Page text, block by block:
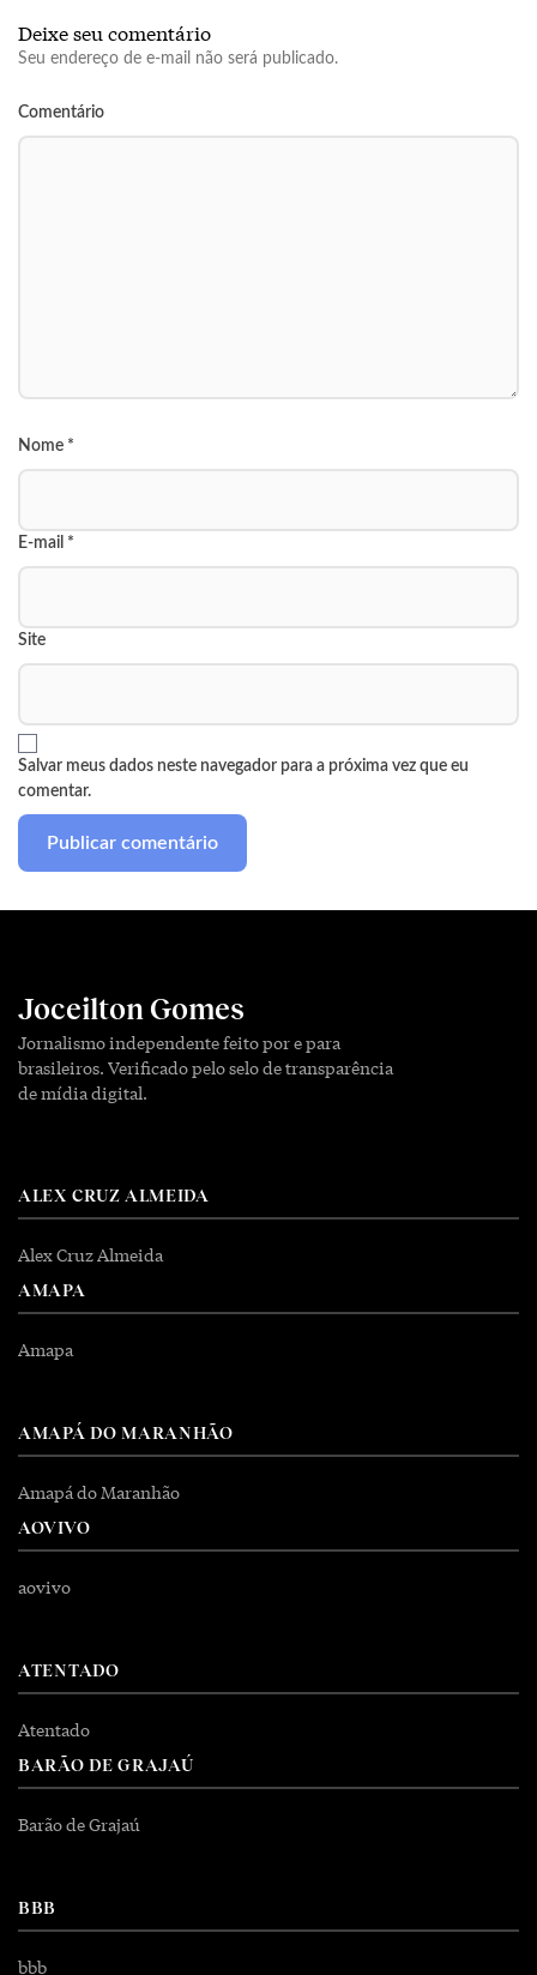
Deixe seu comentário
Seu endereço de e-mail não será publicado.
Comentário
Nome *
E-mail *
Site
Salvar meus dados neste navegador para a próxima vez que eu
comentar.
Joceilton Gomes
Jornalismo independente feito por e para
brasileiros. Verificado pelo selo de transparência
de mídia digital.
ALEX CRUZ ALMEIDA
Alex Cruz Almeida
AMAPA
Amapa
AMAPÁ DO MARANHÃO
Amapá do Maranhão
AOVIVO
aovivo
ATENTADO
Atentado
BARÃO DE GRAJAÚ
Barão de Grajaú
BBB
bbb